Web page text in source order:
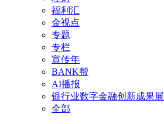
福利汇
金视点
专题
专栏
宣传年
BANK帮
AI播报
银行业数字金融创新成果展
全部